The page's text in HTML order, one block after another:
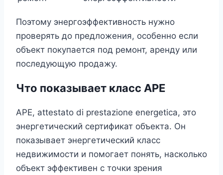
Поэтому энергоэффективность нужно
проверять до предложения, особенно если
объект покупается под ремонт, аренду или
последующую продажу.
Что показывает класс APE
APE, attestato di prestazione energetica, это
энергетический сертификат объекта. Он
показывает энергетический класс
недвижимости и помогает понять, насколько
объект эффективен с точки зрения